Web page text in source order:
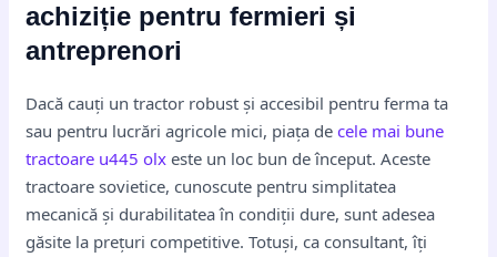
achiziție pentru fermieri și
antreprenori
Dacă cauți un tractor robust și accesibil pentru ferma ta
sau pentru lucrări agricole mici, piața decele mai bune
tractoare u445 olx este un loc bun de început. Aceste
tractoare sovietice, cunoscute pentru simplitatea
mecanică și durabilitatea în condiții dure, sunt adesea
găsite la prețuri competitive. Totuși, ca consultant, îți